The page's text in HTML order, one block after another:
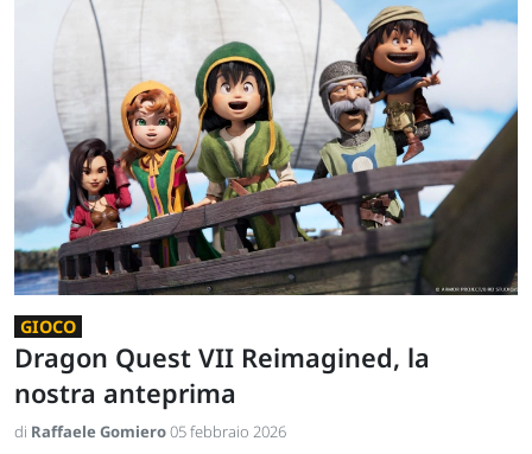
GIOCO
Dragon Quest VII Reimagined, la
nostra anteprima
di Raffaele Gomiero05 febbraio 2026